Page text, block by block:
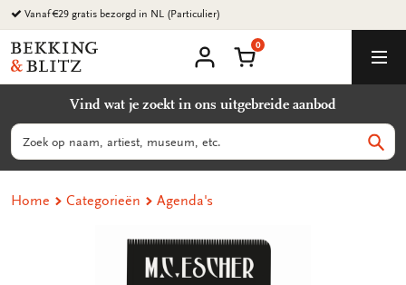
Ga
naar
content
Vanaf €29 gratis bezorgd in NL (Particulier)
Bekking
&
B.V.
account
Winkelmand
0
Vind wat je zoekt in ons uitgebreide aanbod
Zoeken
Home Categorieën Agenda's